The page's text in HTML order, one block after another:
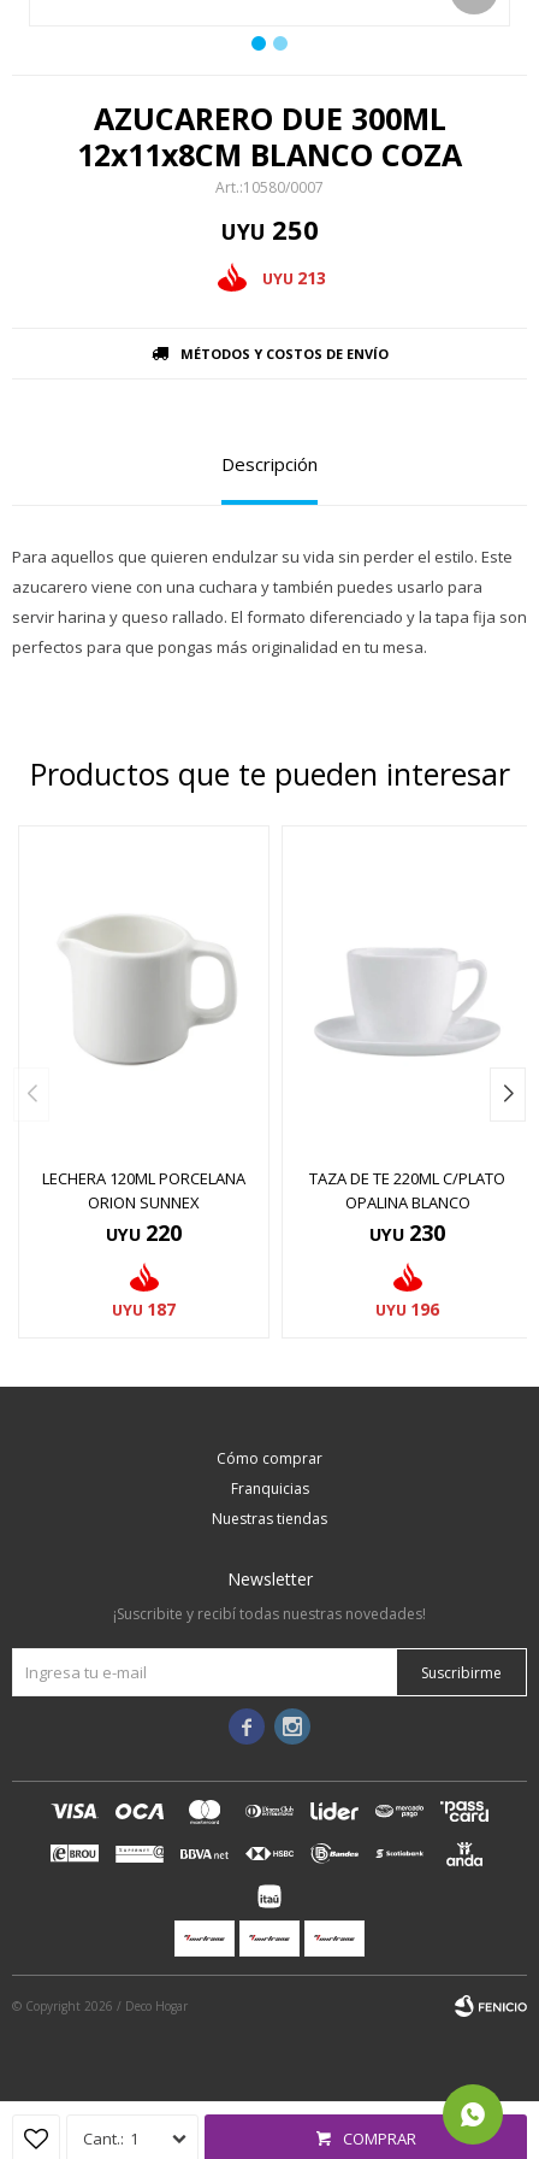
AZUCARERO DUE 300ML
12x11x8CM BLANCO COZA
10580/0007
UYU 250
UYU 213
1 COMPRAR
MÉTODOS Y COSTOS DE ENVÍO
Descripción
Para aquellos que quieren endulzar su vida sin perder el estilo. Este
azucarero viene con una cuchara y también puedes usarlo para
servir harina y queso rallado. El formato diferenciado y la tapa fija son
perfectos para que pongas más originalidad en tu mesa.
Productos que te pueden interesar
LECHERA 120ML PORCELANA
ORION SUNNEX
UYU 220
UYU 187
TAZA DE TE 220ML C/PLATO
OPALINA BLANCO
UYU 230
UYU 196
Cómo comprar
Franquicias
Nuestras tiendas
Newsletter
¡Suscribite y recibí todas nuestras novedades!
Suscribirme
 
© Copyright 2026 / Deco Hogar